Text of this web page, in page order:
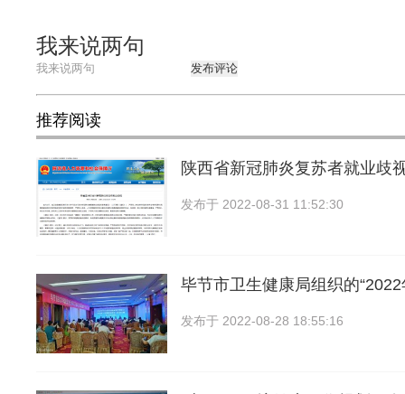
我来说两句
发布评论
推荐阅读
陕西省新冠肺炎复苏者就业歧
发布于 2022-08-31 11:52:30
毕节市卫生健康局组织的
发布于 2022-08-28 18:55:16